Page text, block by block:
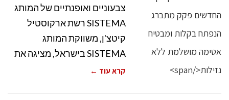
צבעוניים ואופנתיים של המותג
SISTEMA רשת ארקוסטיל
קיטצ'ן, משווקת המותג
SISTEMA בישראל, מציגה את
קרא עוד ←